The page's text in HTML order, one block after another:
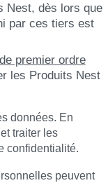
Nest, dès lors que
par ces tiers est
premier ordre
les Produits Nest
données. En
traiter les
confidentialité.
peuvent